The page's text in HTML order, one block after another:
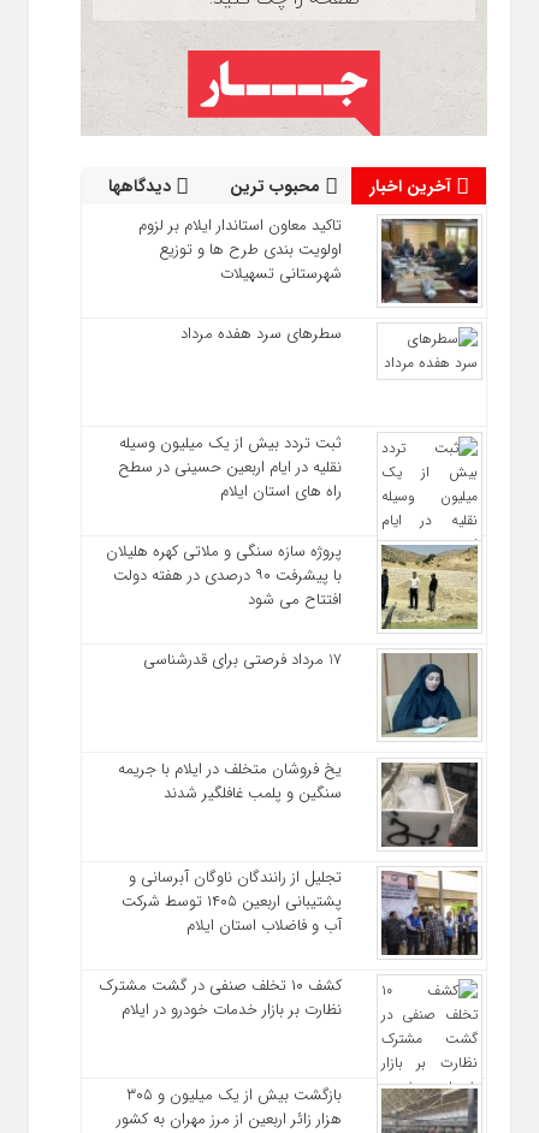
آخرین اخبار محبوب ترین دیدگاهها
تاکید معاون استاندار ایلام بر لزوم
اولویت‌ بندی طرح‌ ها و توزیع
شهرستانی تسهیلات
سطرهای سرد هفده مرداد
ثبت تردد بیش از یک میلیون وسیله
نقلیه در ایام اربعین حسینی در سطح
راه‌ های استان ایلام
پروژه سازه سنگی و ملاتی کهره هلیلان
با پیشرفت ۹۰ درصدی در هفته دولت
افتتاح می شود
17 مرداد فرصتی برای قدرشناسی
یخ‌ فروشان متخلف در ایلام با جریمه
سنگین و پلمب غافلگیر شدند
تجلیل از رانندگان ناوگان آبرسانی و
پشتیبانی اربعین ۱۴۰۵ توسط شرکت
آب و فاضلاب استان ایلام
کشف ۱۰ تخلف صنفی در گشت مشترک
نظارت بر بازار خدمات خودرو در ایلام
بازگشت بیش از یک میلیون و ۳۰۵
هزار زائر اربعین از مرز مهران به کشور